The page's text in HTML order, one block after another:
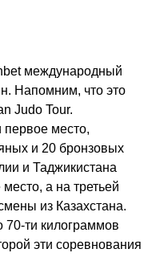
спортивная
каждом часе - новости
об истории
(GMT+3).
международный
Напомним, что это
Judo Tour.
первое место,
и 20 бронзовых
и Таджикистана
а на третьей
из Казахстана.
70-ти килограммов
эти соревнования